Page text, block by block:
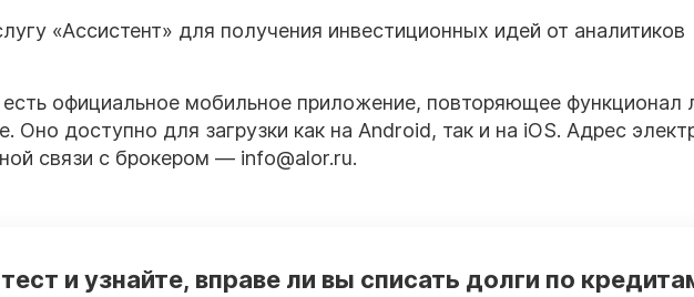
«Ассистент» для получения инвестиционных идей от аналитиков
официальное мобильное приложение, повторяющее функционал
Оно доступно для загрузки как на Android, так и на iOS. Адрес
связи с брокером — info@alor.ru.
и узнайте, вправе ли вы списать долги по